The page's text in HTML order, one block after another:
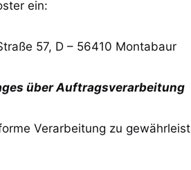
ein:
57, D – 56410 Montabaur
über Auftragsverarbeitung
Verarbeitung zu